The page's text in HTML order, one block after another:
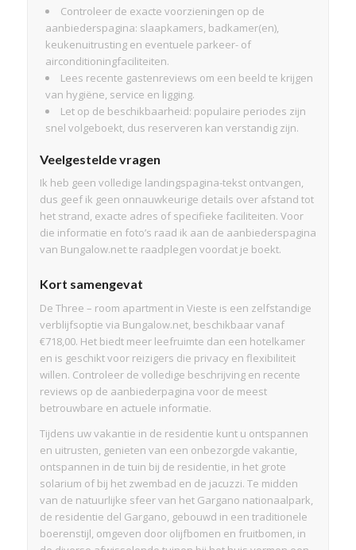
Controleer de exacte voorzieningen op de
aanbiederspagina: slaapkamers, badkamer(en),
keukenuitrusting en eventuele parkeer- of
airconditioningfaciliteiten.
Lees recente gastenreviews om een beeld te krijgen
van hygiëne, service en ligging.
Let op de beschikbaarheid: populaire periodes zijn
snel volgeboekt, dus reserveren kan verstandig zijn.
Veelgestelde vragen
Ik heb geen volledige landingspagina-tekst ontvangen,
dus geef ik geen onnauwkeurige details over afstand tot
het strand, exacte adres of specifieke faciliteiten. Voor
die informatie en foto’s raad ik aan de aanbiederspagina
van Bungalow.net te raadplegen voordat je boekt.
Kort samengevat
De Three – room apartment in Vieste is een zelfstandige
verblijfsoptie via Bungalow.net, beschikbaar vanaf
€718,00. Het biedt meer leefruimte dan een hotelkamer
en is geschikt voor reizigers die privacy en flexibiliteit
willen. Controleer de volledige beschrijving en recente
reviews op de aanbiederpagina voor de meest
betrouwbare en actuele informatie.
Tijdens uw vakantie in de residentie kunt u ontspannen
en uitrusten, genieten van een onbezorgde vakantie,
ontspannen in de tuin bij de residentie, in het grote
solarium of bij het zwembad en de jacuzzi. Te midden
van de natuurlijke sfeer van het Gargano nationaalpark,
de residentie del Gargano, gebouwd in een traditionele
boerenstijl, omgeven door olijfbomen en fruitbomen, in